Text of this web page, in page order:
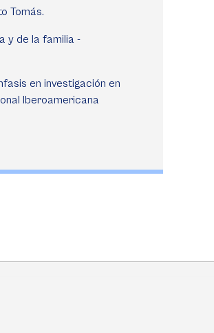
Tomás.
y de la familia -
en investigación en
Iberoamericana